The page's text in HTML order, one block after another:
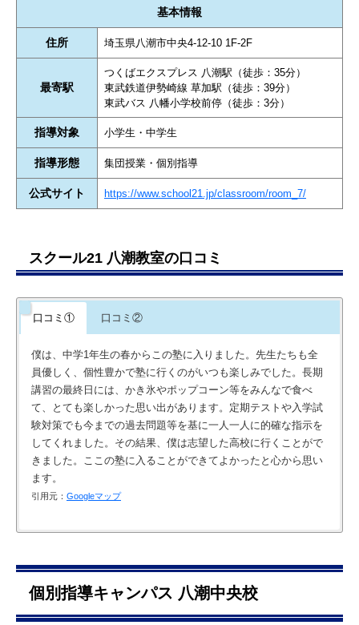
基本情報
住所 埼玉県八潮市中央4-12-10 1F-2F
最寄駅
つくばエクスプレス 八潮駅（徒歩：35分）
東武鉄道伊勢崎線 草加駅（徒歩：39分）
東武バス 八幡小学校前停（徒歩：3分）
指導対象 小学生・中学生
指導形態 集団授業・個別指導
公式サイト https://www.school21.jp/classroom/room_7/
スクール21 八潮教室の口コミ
口コミ① 口コミ②
僕は、中学1年生の春からこの塾に入りました。先生たちも全
員優しく、個性豊かで塾に行くのがいつも楽しみでした。長期
講習の最終日には、かき氷やポップコーン等をみんなで食べ
て、とても楽しかった思い出があります。定期テストや入学試
験対策でも今までの過去問題等を基に一人一人に的確な指示を
してくれました。その結果、僕は志望した高校に行くことがで
きました。ここの塾に入ることができてよかったと心から思い
ます。
引用元： Googleマップ
も塾に入ってからやる気がさらに増したました。受験まで楽し
くみんなと勉強できて実力が伸びるのはここだけだと思います
個別指導キャンパス 八潮中央校